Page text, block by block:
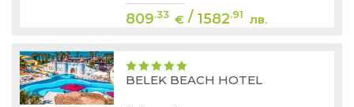
809.33 € /1582.91 лв.
BELEK BEACH HOTEL